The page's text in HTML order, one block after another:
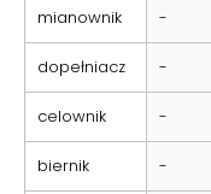
mianownik -
dopełniacz -
celownik -
biernik -